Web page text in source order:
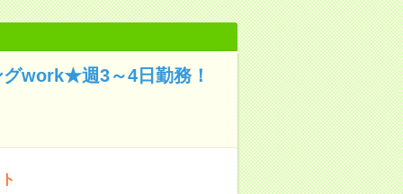
work★週3～4日勤務！